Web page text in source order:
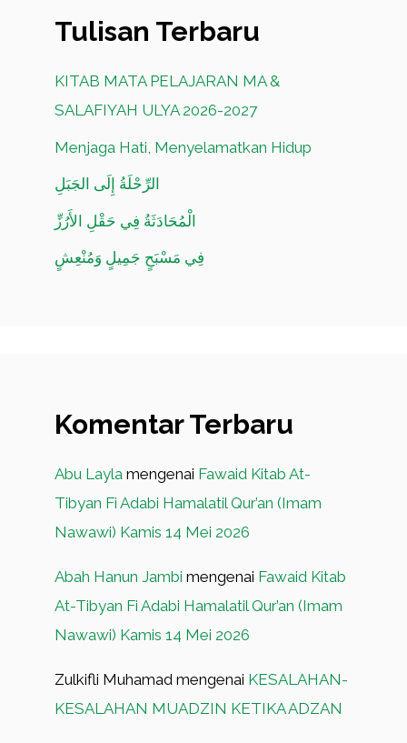
Tulisan Terbaru
KITAB MATA PELAJARAN MA &
SALAFIYAH ULYA 2026-2027
Menjaga Hati, Menyelamatkan Hidup
الرِّحْلَةُ إِلَى الجَبَلِ
الْمُحَادَثَةُ فِي حَقْلِ الأَرُزِّ
فِي مَسْبَحٍ جَمِيلٍ وَمُنْعِشٍ
Komentar Terbaru
Abu Layla mengenai Fawaid Kitab At-
Tibyan Fi Adabi Hamalatil Qur’an (Imam
Nawawi) Kamis 14 Mei 2026
Abah Hanun Jambi mengenai Fawaid Kitab
At-Tibyan Fi Adabi Hamalatil Qur’an (Imam
Nawawi) Kamis 14 Mei 2026
Zulkifli Muhamad mengenai KESALAHAN-
KESALAHAN MUADZIN KETIKA ADZAN